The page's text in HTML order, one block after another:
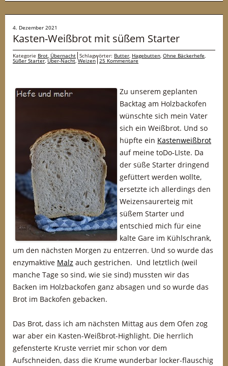
4. Dezember 2021
Kasten-Weißbrot mit süßem Starter
Kategorie Brot, Übernacht Schlagwörter: Butter, Hagebutten, Ohne Bäckerhefe,
Süßer Starter,Über-Nacht,Weizen 25 Kommentare
Zu unserem geplanten
Backtag am Holzbackofen
wünschte sich mein Vater
sich ein Weißbrot. Und so
hüpfte ein Kastenweißbrot
auf meine toDo-LIste. Da
der süße Starter dringend
gefüttert werden wollte,
ersetzte ich allerdings den
Weizensaurerteig mit
süßem Starter und
entschied mich für eine
kalte Gare im Kühlschrank,
um den nächsten Morgen zu entzerren. Und so wurde das
enzymaktive Malz auch gestrichen. Und letztlich (weil
manche Tage so sind, wie sie sind) mussten wir das
Backen im Holzbackofen ganz absagen und so wurde das
Brot im Backofen gebacken.
Das Brot, dass ich am nächsten Mittag aus dem Ofen zog
war aber ein Kasten-Weißbrot-Highlight. Die herrlich
gefensterte Kruste verriet mir schon vor dem
Aufschneiden, dass die Krume wunderbar locker-flauschig